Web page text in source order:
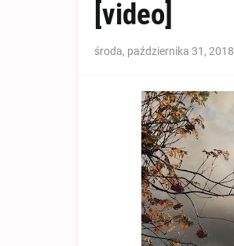
[video]
środa, października 31, 2018